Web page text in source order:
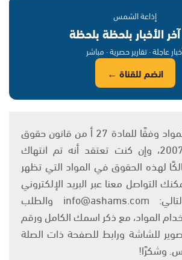
إذاعة الشمس
الأخبار بلحظة بلحظة
عاجلة · تقارير حصرية · مباشر
انضم للقناة ←
يتم الاستخدام المواد وفقًا للمادة 27 أ من قانون حقوق
التأليف والنشر 2007، وإن كنت تعتقد أنه تم انتهاك
لهذه الحقوق في المواد التي تظهر
التواصل معنا عبر البريد الإلكتروني
على العنوان التالي: info@ashams.com والطلب
المواد، مع ذكر اسمك الكامل ورقم
للشاشة ورابط للصفحة ذات الصلة
وشكرًا!